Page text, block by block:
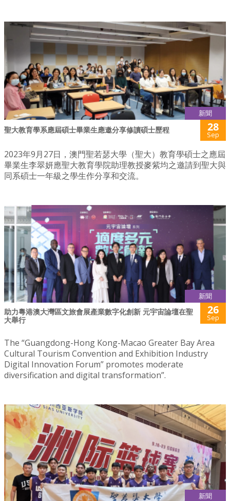
新聞
聖大教育學系應屆碩士畢業生應邀分享修讀碩士歷程 28
Sep
2023年9月27日，澳門聖若瑟大學（聖大）教育學碩士之應屆
畢業生李翠妍應聖大教育學院助理教授麥紫均之邀請到聖大與
同系碩士一年級之學生作分享和交流。
新聞
助力粵港澳大灣區文旅會展產業數字化創新 元宇宙論壇在聖
大舉行
26
Sep
The “Guangdong-Hong Kong-Macao Greater Bay Area
Cultural Tourism Convention and Exhibition Industry
Digital Innovation Forum” promotes moderate
diversification and digital transformation”.
新聞